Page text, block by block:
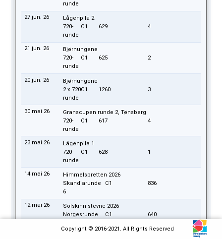
runde
27 jun. 26
Lågenpila 2
720-
runde
C1 629 4
21 jun. 26
Bjørnungene
720-
runde
C1 625 2
20 jun. 26
Bjørnungene
2 x 720
runde
C1 1260 3
30 mai 26
Granscupen runde 2, Tønsberg
720-
runde
C1 617 4
23 mai 26
Lågenpila 1
720-
runde
C1 628 1
14 mai 26
Himmelspretten 2026
Skandiarunde
C1
836
6
12 mai 26
Solskinn stevne 2026
Norgesrunde
C1
640
Copyright © 2016-2021. All Rights Reserved